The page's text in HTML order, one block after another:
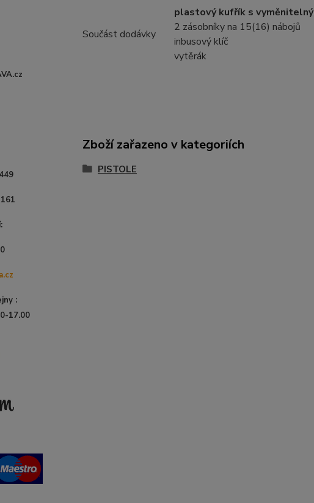
:
17.00
Součást dodávky
plastový kufřík s
2 zásobníky na 15(16) nábojů
inbusový klíč
vytěrák
Zboží zařazeno v kategoriích
PISTOLE